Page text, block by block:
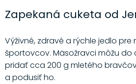
Zapekaná cuketa od
Výživné, zdravé a rýchle jedlo
športovcov. Mäsožravci môžu do
pridať cca 200 g mletého
a podusiť ho.